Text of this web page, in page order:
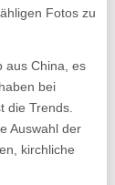
Fotos zu
aus China, es
bei
die Trends.
Auswahl der
kirchliche